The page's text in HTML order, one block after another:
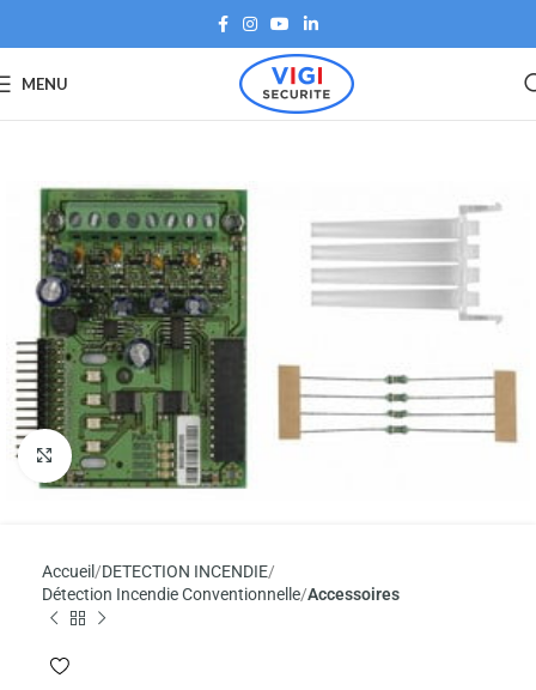
MENU
Agrandir
Accueil
DETECTION INCENDIE
Détection Incendie Conventionnelle Accessoires